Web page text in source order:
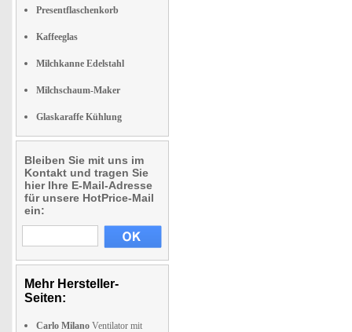
Presentflaschenkorb
Kaffeeglas
Milchkanne Edelstahl
Milchschaum-Maker
Glaskaraffe Kühlung
Bleiben Sie mit uns im
Kontakt und tragen Sie
hier Ihre E-Mail-Adresse
für unsere HotPrice-Mail
ein:
Mehr Hersteller-
Seiten:
Carlo Milano Ventilator mit